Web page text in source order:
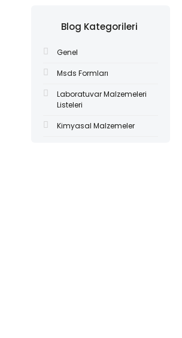
Blog Kategorileri
Genel
Msds Formları
Laboratuvar Malzemeleri
Listeleri
Kimyasal Malzemeler